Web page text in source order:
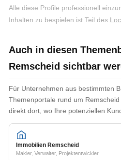
Alle diese Profile professionell
Inhalten zu bespielen ist Teil des
Auch in diesen
Remscheid sichtbar
Für Unternehmen aus bestimmten
Themenportale rund um
direkt dort, wo Ihre potenziellen
Immobilien Remscheid
Makler, Verwalter, Projektentwickler